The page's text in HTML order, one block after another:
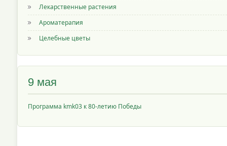
Лекарственные растения
Ароматерапия
Целебные цветы
9 мая
Программа kmk03 к 80-летию Победы